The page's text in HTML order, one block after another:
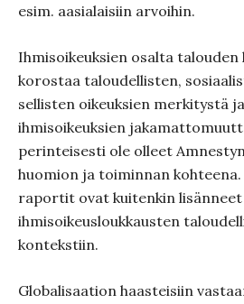
esim. aasialaisiin arvoihin.
Ihmisoikeuksien osalta
korostaa taloudellisten,
sellisten oikeuksien merkitystä
ihmisoikeuksien
perinteisesti ole olleet
huomion ja toiminnan
raportit ovat kuitenkin
ihmisoikeusloukkausten
kontekstiin.
Globalisaation haasteisiin